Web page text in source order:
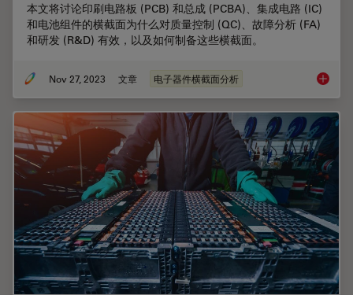
本文将讨论印刷电路板 (PCB) 和总成 (PCBA)、集成电路 (IC)
和电池组件的横截面为什么对质量控制 (QC)、故障分析 (FA)
和研发 (R&D) 有效，以及如何制备这些横截面。
Nov 27, 2023 文章 电子器件横截面分析 电子产